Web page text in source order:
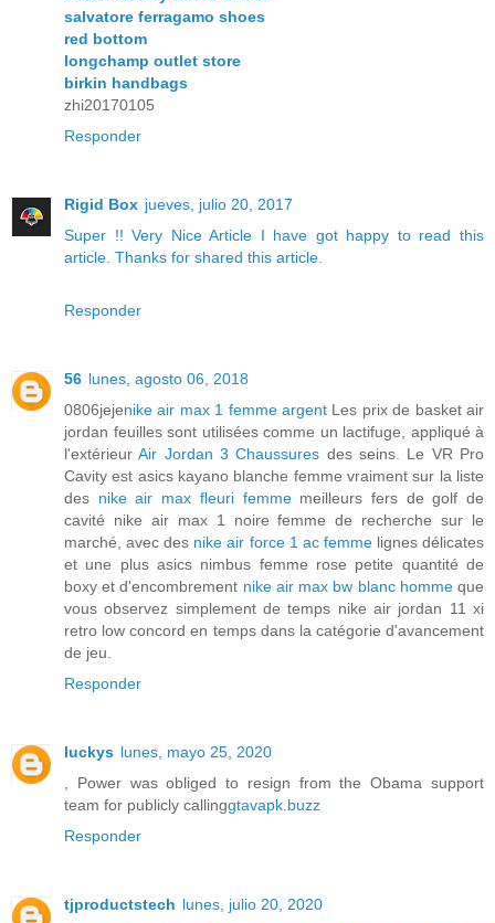
salvatore ferragamo shoes
red bottom
longchamp outlet store
birkin handbags
zhi20170105
Responder
Rigid Box jueves, julio 20, 2017
Super !!Very NiceArticle I have got happy to read this
article. Thanks for shared this article.
Responder
56 lunes, agosto 06, 2018
0806jejenike air max 1 femme argent Les prix de basket air
jordan feuilles sont utilisées comme un lactifuge, appliqué à
l'extérieurAir Jordan 3 Chaussures des seins. Le VR Pro
Cavity est asics kayano blanche femme vraiment sur la liste
des nike air max fleuri femmemeilleurs fers de golf de
cavité nike air max 1 noire femme de recherche sur le
marché, avec des nike air force 1 ac femmelignes délicates
et une plus asics nimbus femme rose petite quantité de
boxy et d'encombrement nike air max bw blanc hommeque
vous observez simplement de temps nike air jordan 11 xi
retro low concord en temps dans la catégorie d'avancement
de jeu.
Responder
luckys lunes, mayo 25, 2020
, Power was obliged to resign from the Obama support
team for publicly callinggtavapk.buzz
Responder
tjproductstech lunes, julio 20, 2020